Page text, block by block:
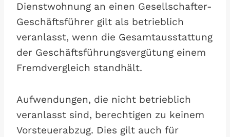
Dienstwohnung an einen Gesellschafter-
Geschäftsführer gilt als betrieblich
veranlasst, wenn die Gesamtausstattung
der Geschäftsführungsvergütung einem
Fremdvergleich standhält.
Aufwendungen, die nicht betrieblich
veranlasst sind, berechtigen zu keinem
Vorsteuerabzug. Dies gilt auch für